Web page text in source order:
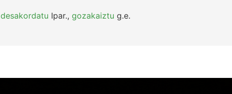
desakordatu Ipar., gozakaiztu g.e.